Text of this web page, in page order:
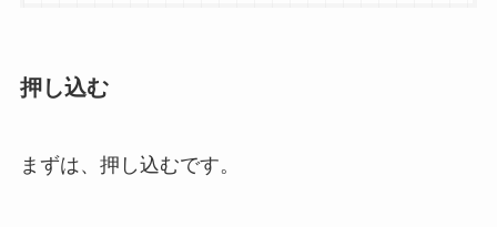
押し込む
まずは、押し込むです。